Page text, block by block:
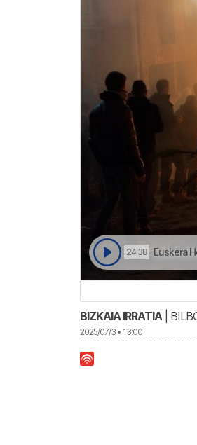
24:38 Euskera
BIZKAIA IRRATIA|
2025/07/3 • 13:00